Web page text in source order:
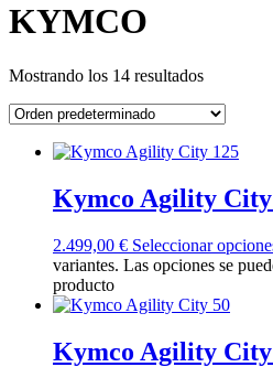
KYMCO
Mostrando los 14 resultados
Kymco Agility City
2.499,00 € Seleccionar
variantes. Las opciones se
producto
Kymco Agility City